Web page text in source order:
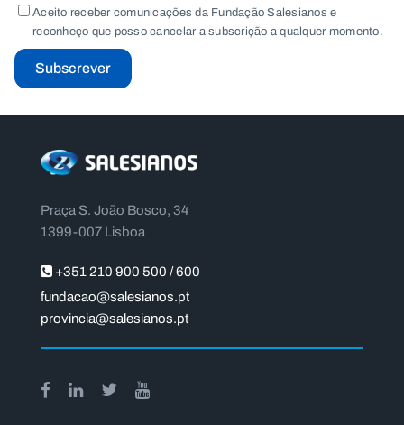
Aceito receber comunicações da Fundação Salesianos e
reconheço que posso cancelar a subscrição a qualquer momento.
Subscrever
Praça S. João Bosco, 34
1399-007 Lisboa
+351 210 900 500 / 600
fundacao@salesianos.pt
provincia@salesianos.pt